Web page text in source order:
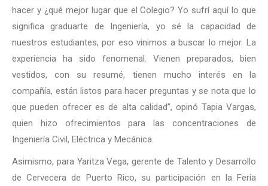
hacer y ¿qué mejor lugar que el Colegio? Yo sufrí aquí lo que
significa graduarte de Ingeniería, yo sé la capacidad de
nuestros estudiantes, por eso vinimos a buscar lo mejor. La
experiencia ha sido fenomenal. Vienen preparados, bien
vestidos, con su resumé, tienen mucho interés en la
compañía, están listos para hacer preguntas y se nota que lo
que pueden ofrecer es de alta calidad”, opinó Tapia Vargas,
quien hizo ofrecimientos para las concentraciones de
Ingeniería Civil, Eléctrica y Mecánica.
Asimismo, para Yaritza Vega, gerente de Talento y Desarrollo
de Cervecera de Puerto Rico, su participación en la Feria